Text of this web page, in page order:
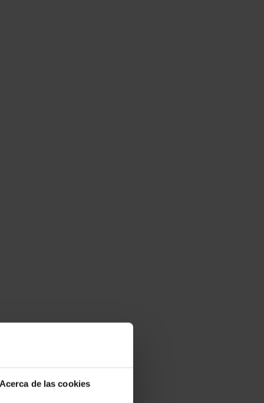
Acerca de las cookies